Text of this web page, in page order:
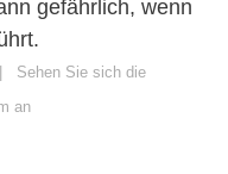
gefährlich, wenn
Sehen Sie sich die
an